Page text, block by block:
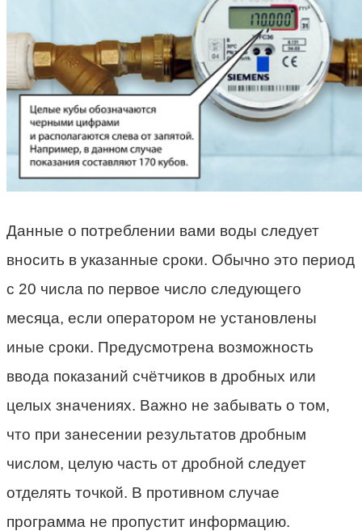
Данные о потреблении вами воды следует
вносить в указанные сроки. Обычно это период
с 20 числа по первое число следующего
месяца, если оператором не установлены
иные сроки. Предусмотрена возможность
ввода показаний счётчиков в дробных или
целых значениях. Важно не забывать о том,
что при занесении результатов дробным
числом, целую часть от дробной следует
отделять точкой. В противном случае
программа не пропустит информацию.